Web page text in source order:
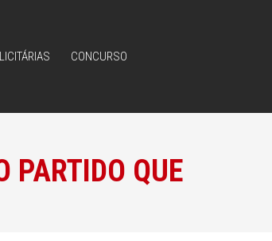
CONCURSO
PARTIDO QUE
CONCURSO